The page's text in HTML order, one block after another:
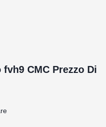
CMC Prezzo Di